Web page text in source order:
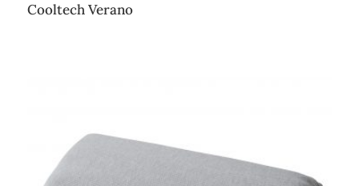
Cooltech Verano